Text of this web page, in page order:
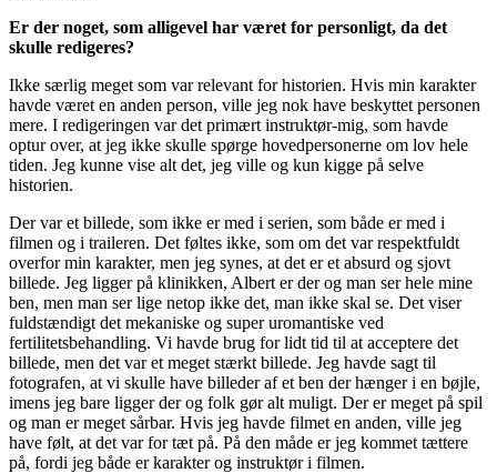
Er der noget, som alligevel har været for personligt, da det
skulle redigeres?
Ikke særlig meget som var relevant for historien. Hvis min karakter
havde været en anden person, ville jeg nok have beskyttet personen
mere. I redigeringen var det primært instruktør-mig, som havde
optur over, at jeg ikke skulle spørge hovedpersonerne om lov hele
tiden. Jeg kunne vise alt det, jeg ville og kun kigge på selve
historien.
Der var et billede, som ikke er med i serien, som både er med i
filmen og i traileren. Det føltes ikke, som om det var respektfuldt
overfor min karakter, men jeg synes, at det er et absurd og sjovt
billede. Jeg ligger på klinikken, Albert er der og man ser hele mine
ben, men man ser lige netop ikke det, man ikke skal se. Det viser
fuldstændigt det mekaniske og super uromantiske ved
fertilitetsbehandling. Vi havde brug for lidt tid til at acceptere det
billede, men det var et meget stærkt billede. Jeg havde sagt til
fotografen, at vi skulle have billeder af et ben der hænger i en bøjle,
imens jeg bare ligger der og folk gør alt muligt. Der er meget på spil
og man er meget sårbar. Hvis jeg havde filmet en anden, ville jeg
have følt, at det var for tæt på. På den måde er jeg kommet tættere
på, fordi jeg både er karakter og instruktør i filmen.